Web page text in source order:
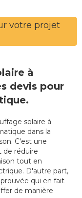
votre projet
à
devis pour
solaire à
dans la
C'est une
réduire
tout en
D'autre part,
qui en fait
de manière